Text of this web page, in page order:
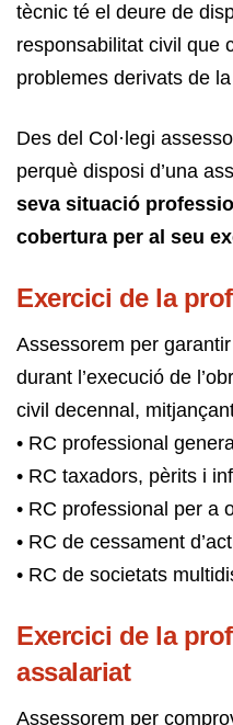
tècnic té el deure de
responsabilitat civil que
problemes derivats de
Des del Col·legi
perquè disposi d’una
seva situació
cobertura per al seu
Exercici de la
Assessorem per
durant l’execució de
civil decennal,
• RC professional
• RC taxadors, pèrits i
• RC professional per a
• RC de cessament
• RC de societats
Exercici de la
assalariat
Assessorem per